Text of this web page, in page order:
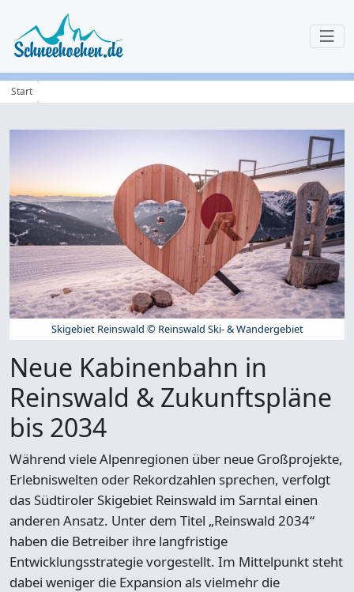
Start
Skigebiet Reinswald © Reinswald Ski- & Wandergebiet
Neue Kabinenbahn in
Reinswald & Zukunftspläne
bis 2034
Während viele Alpenregionen über neue Großprojekte,
Erlebniswelten oder Rekordzahlen sprechen, verfolgt
das Südtiroler Skigebiet Reinswald im Sarntal einen
anderen Ansatz. Unter dem Titel „Reinswald 2034“
haben die Betreiber ihre langfristige
Entwicklungsstrategie vorgestellt. Im Mittelpunkt steht
dabei weniger die Expansion als vielmehr die